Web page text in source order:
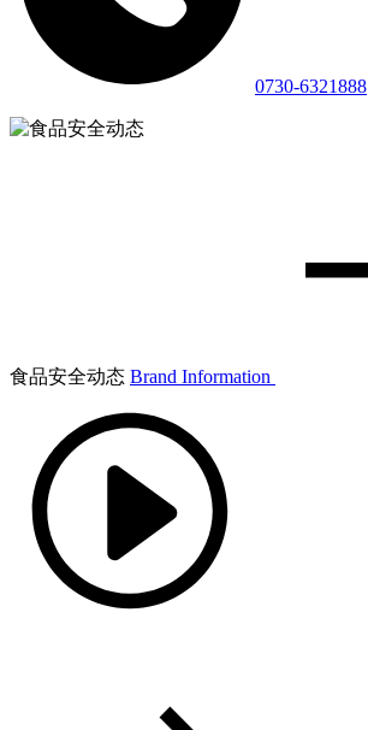
0730-6321888
食品安全动态 Brand Information